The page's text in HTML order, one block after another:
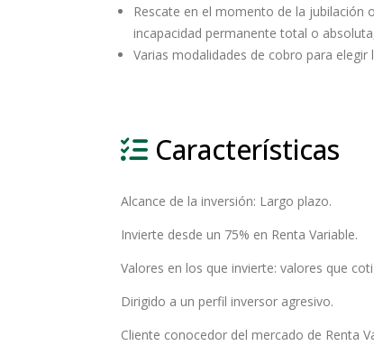
Rescate en el momento de la jubilación
incapacidad permanente total o
Varias modalidades de cobro para
Características
Alcance de la inversión: Largo plazo.
Invierte desde un 75% en Renta Variable.
Valores en los que invierte: valores que
Dirigido a un perfil inversor agresivo.
Cliente conocedor del mercado de Renta